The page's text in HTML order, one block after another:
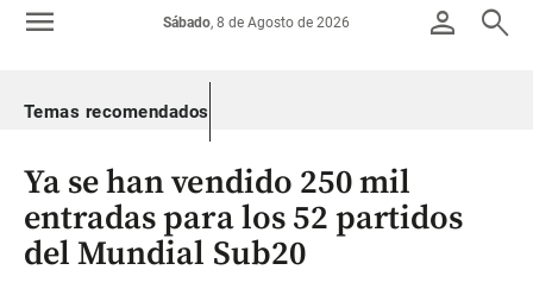
Colombia
person search
Sábado, 8 de Agosto de 2026
menu
Temas recomendados
Ya se han vendido 250 mil
entradas para los 52 partidos
del Mundial Sub20